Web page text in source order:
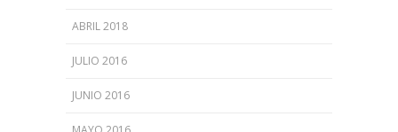
ABRIL 2018
JULIO 2016
JUNIO 2016